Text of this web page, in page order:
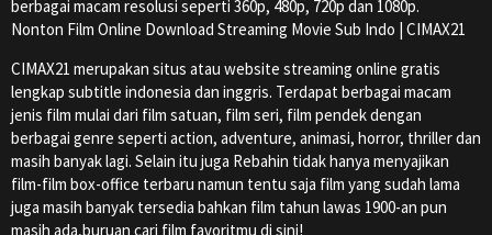
berbagai macam resolusi seperti 360p, 480p, 720p dan 1080p.
Nonton Film Online Download Streaming Movie Sub Indo | CIMAX21
CIMAX21 merupakan situs atau website streaming online gratis
lengkap subtitle indonesia dan inggris. Terdapat berbagai macam
jenis film mulai dari film satuan, film seri, film pendek dengan
berbagai genre seperti action, adventure, animasi, horror, thriller dan
masih banyak lagi. Selain itu juga Rebahin tidak hanya menyajikan
film-film box-office terbaru namun tentu saja film yang sudah lama
juga masih banyak tersedia bahkan film tahun lawas 1900-an pun
masih ada,buruan cari film favoritmu di sini!